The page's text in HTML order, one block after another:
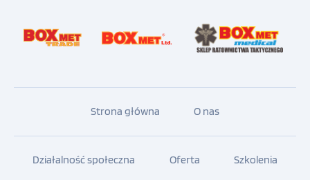
Cechy materiału - wszystkie użyte materiały są
wolne od toksyn, wolne od zanieczyszczeń,
Kolor - pomarańczowy
Strona główna O nas
Działalność społeczna Oferta Szkolenia